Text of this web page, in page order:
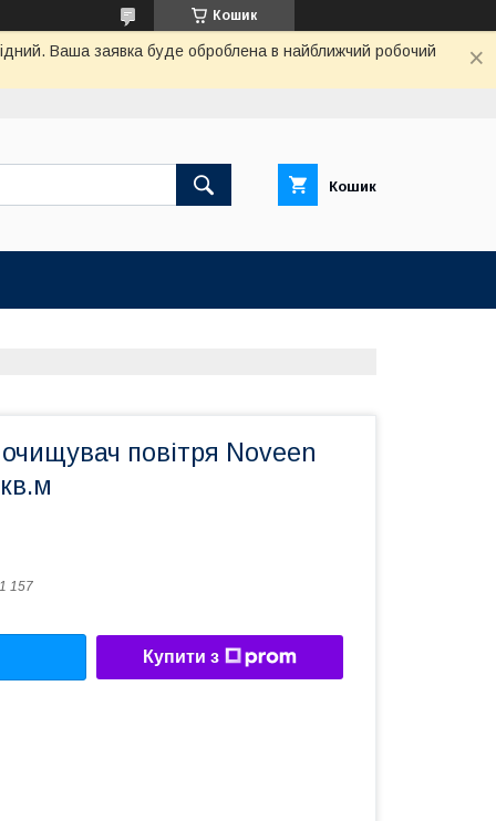
Кошик
Ваша заявка буде оброблена в найближчий робочий
Кошик
повітря Noveen
157
Купити з